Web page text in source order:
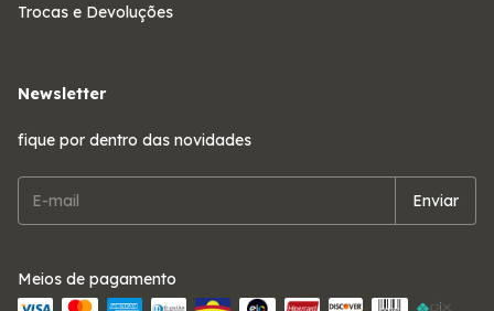
Trocas e Devoluções
Newsletter
fique por dentro das novidades
Meios de pagamento